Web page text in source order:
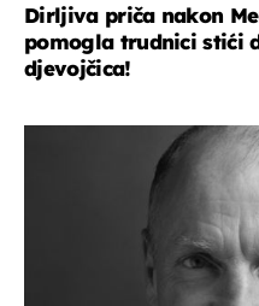
Dirljiva priča nakon
pomogla trudnici stići
djevojčica!